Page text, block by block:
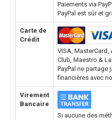
Paiements via
PayPal est sûr et
Carte de
Crédit
VISA, MasterCard,
Club, Maestro &
PayPal ne
financières avec
Virement
Bancaire
Si aucune des